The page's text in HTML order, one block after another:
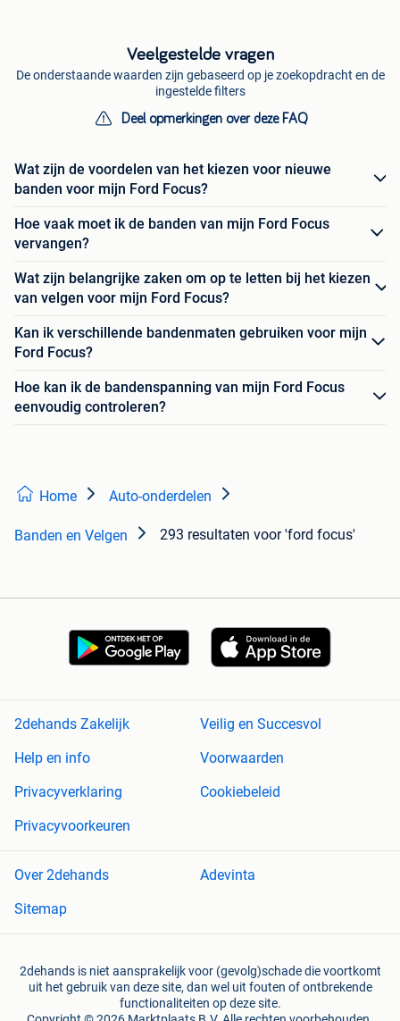
Veelgestelde vragen
De onderstaande waarden zijn gebaseerd op je zoekopdracht en de
ingestelde filters
Deel opmerkingen over deze FAQ
Wat zijn de voordelen van het kiezen voor nieuwe
banden voor mijn Ford Focus?
Hoe vaak moet ik de banden van mijn Ford Focus
vervangen?
Wat zijn belangrijke zaken om op te letten bij het kiezen
van velgen voor mijn Ford Focus?
Kan ik verschillende bandenmaten gebruiken voor mijn
Ford Focus?
Hoe kan ik de bandenspanning van mijn Ford Focus
eenvoudig controleren?
Home Auto-onderdelen
Banden en Velgen 293 resultaten voor 'ford focus'
2dehands Zakelijk
Veilig en Succesvol
Help en info
Voorwaarden
Privacyverklaring
Cookiebeleid
Privacyvoorkeuren
Over 2dehands
Adevinta
Sitemap
2dehands is niet aansprakelijk voor (gevolg)schade die voortkomt
uit het gebruik van deze site, dan wel uit fouten of ontbrekende
functionaliteiten op deze site.